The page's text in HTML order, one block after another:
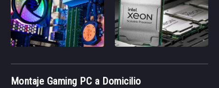
Montaje Gaming PC a Domicilio